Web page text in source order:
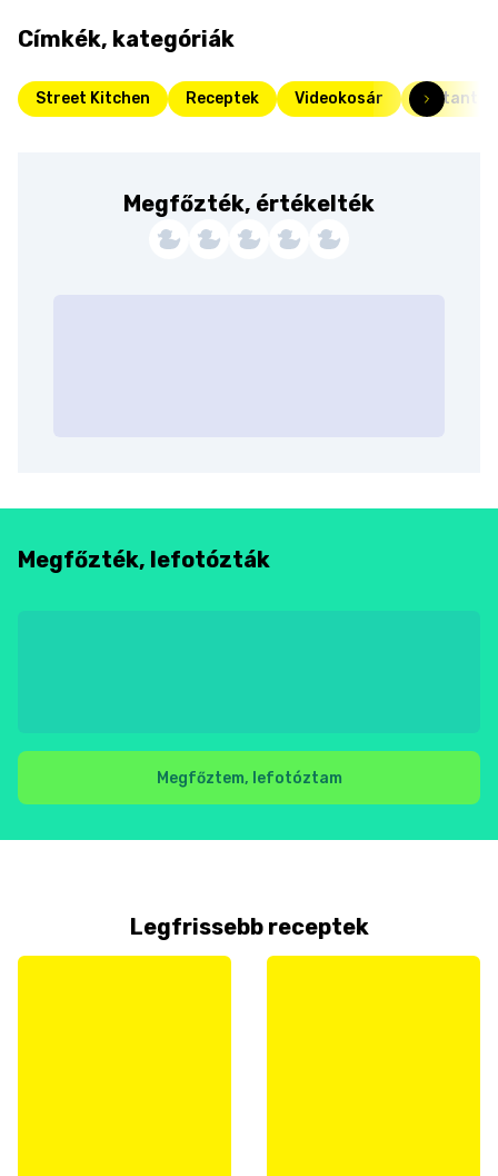
Címkék, kategóriák
Street Kitchen Receptek Videokosár Instant
Megfőzték, értékelték
Megfőzték, lefotózták
Megfőztem, lefotóztam
Legfrissebb receptek